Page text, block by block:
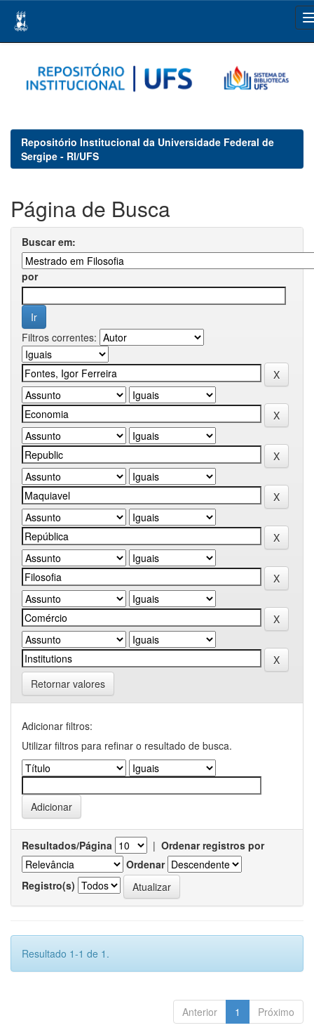
navigation
Repositório Institucional da Universidade Federal de
Sergipe - RI/UFS
Página de Busca
Buscar em:
por
Filtros correntes:
Retornar valores
Adicionar filtros:
Utilizar filtros para refinar o resultado de busca.
Resultados/Página | Ordenar registros por
Ordenar
Registro(s)
Resultado 1-1 de 1.
Anterior 1 Próximo